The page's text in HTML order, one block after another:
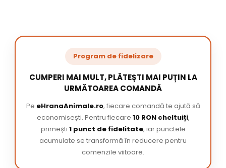
Program de fidelizare
CUMPERI MAI MULT, PLĂTEȘTI MAI PUȚIN LA
URMĂTOAREA COMANDĂ
Pe eHranaAnimale.ro, fiecare comandă te ajută să
economisești. Pentru fiecare 10 RON cheltuiți,
primești 1 punct de fidelitate, iar punctele
acumulate se transformă în reducere pentru
comenzile viitoare.